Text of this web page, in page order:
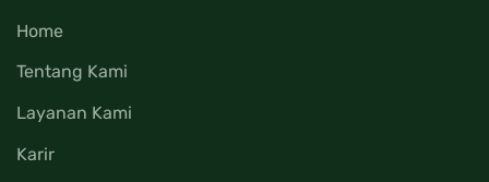
Home
Tentang Kami
Layanan Kami
Karir